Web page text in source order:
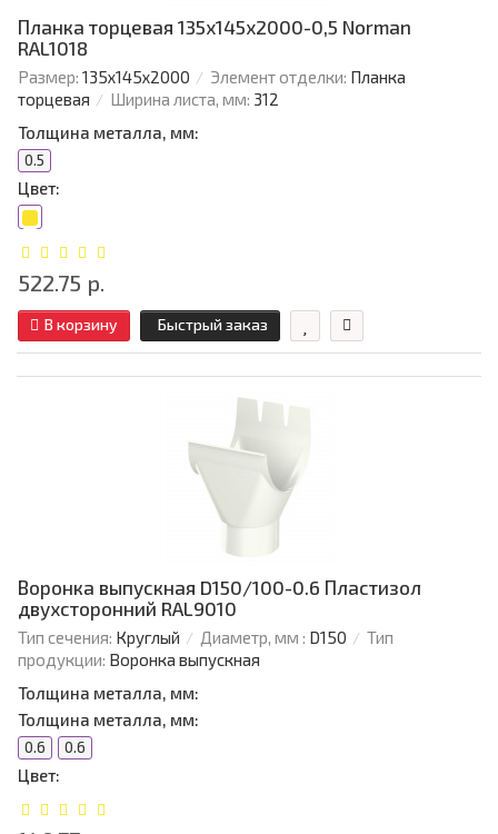
Планка торцевая 135х145х2000-0,5 Norman
RAL1018
Размер: 135х145х2000 Элемент отделки: Планка
торцевая
Ширина листа, мм: 312
Толщина металла, мм:
0.5
Цвет:
522.75 р.
В корзину Быстрый заказ
Воронка выпускная D150/100-0.6 Пластизол
двухсторонний RAL9010
Тип сечения: Круглый Диаметр, мм : D150
Тип
продукции: Воронка выпускная
Толщина металла, мм:
Толщина металла, мм:
0.6 0.6
Цвет: